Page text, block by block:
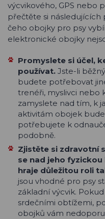
výcvikového, GPS nebo
přečtěte si následujících
čeho obojky pro psy
elektronické obojky
Promyslete si účel,
používat. Jste-li
budete potřebovat
trenéři, myslivci nebo
zamyslete nad tím, k
aktivitám obojek
potřebujete k
podobně.
Zjistěte si zdravotní
se nad jeho
hraje důležitou roli
jsou vhodné pro psy
základní výcvik.
srdečními obtížemi,
obojků vám